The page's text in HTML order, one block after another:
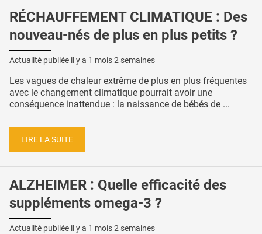
RÉCHAUFFEMENT CLIMATIQUE : Des
nouveau-nés de plus en plus petits ?
Actualité publiée il y a 1 mois 2 semaines
Les vagues de chaleur extrême de plus en plus fréquentes
avec le changement climatique pourrait avoir une
conséquence inattendue : la naissance de bébés de ...
LIRE LA SUITE
ALZHEIMER : Quelle efficacité des
suppléments omega-3 ?
Actualité publiée il y a 1 mois 2 semaines